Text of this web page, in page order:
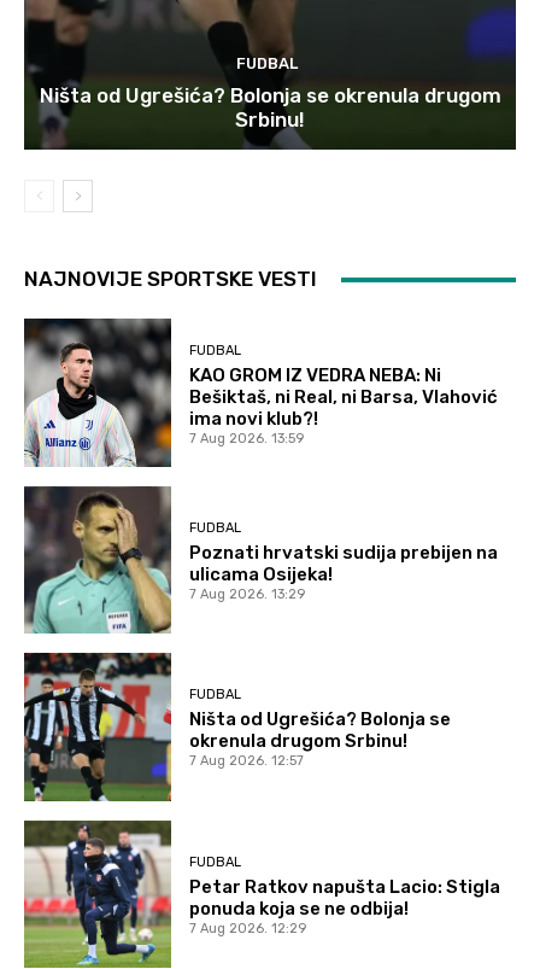
FUDBAL
Ništa od Ugrešića? Bolonja se okrenula drugom
Srbinu!
NAJNOVIJE SPORTSKE VESTI
FUDBAL
KAO GROM IZ VEDRA NEBA: Ni
Bešiktaš, ni Real, ni Barsa, Vlahović
ima novi klub?!
7 Aug 2026. 13:59
FUDBAL
Poznati hrvatski sudija prebijen na
ulicama Osijeka!
7 Aug 2026. 13:29
FUDBAL
Ništa od Ugrešića? Bolonja se
okrenula drugom Srbinu!
7 Aug 2026. 12:57
FUDBAL
Petar Ratkov napušta Lacio: Stigla
ponuda koja se ne odbija!
7 Aug 2026. 12:29